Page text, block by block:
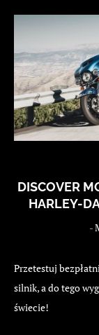
DISCOVER
HARLEY-
-
Przetestuj
silnik, a do tego
świecie!